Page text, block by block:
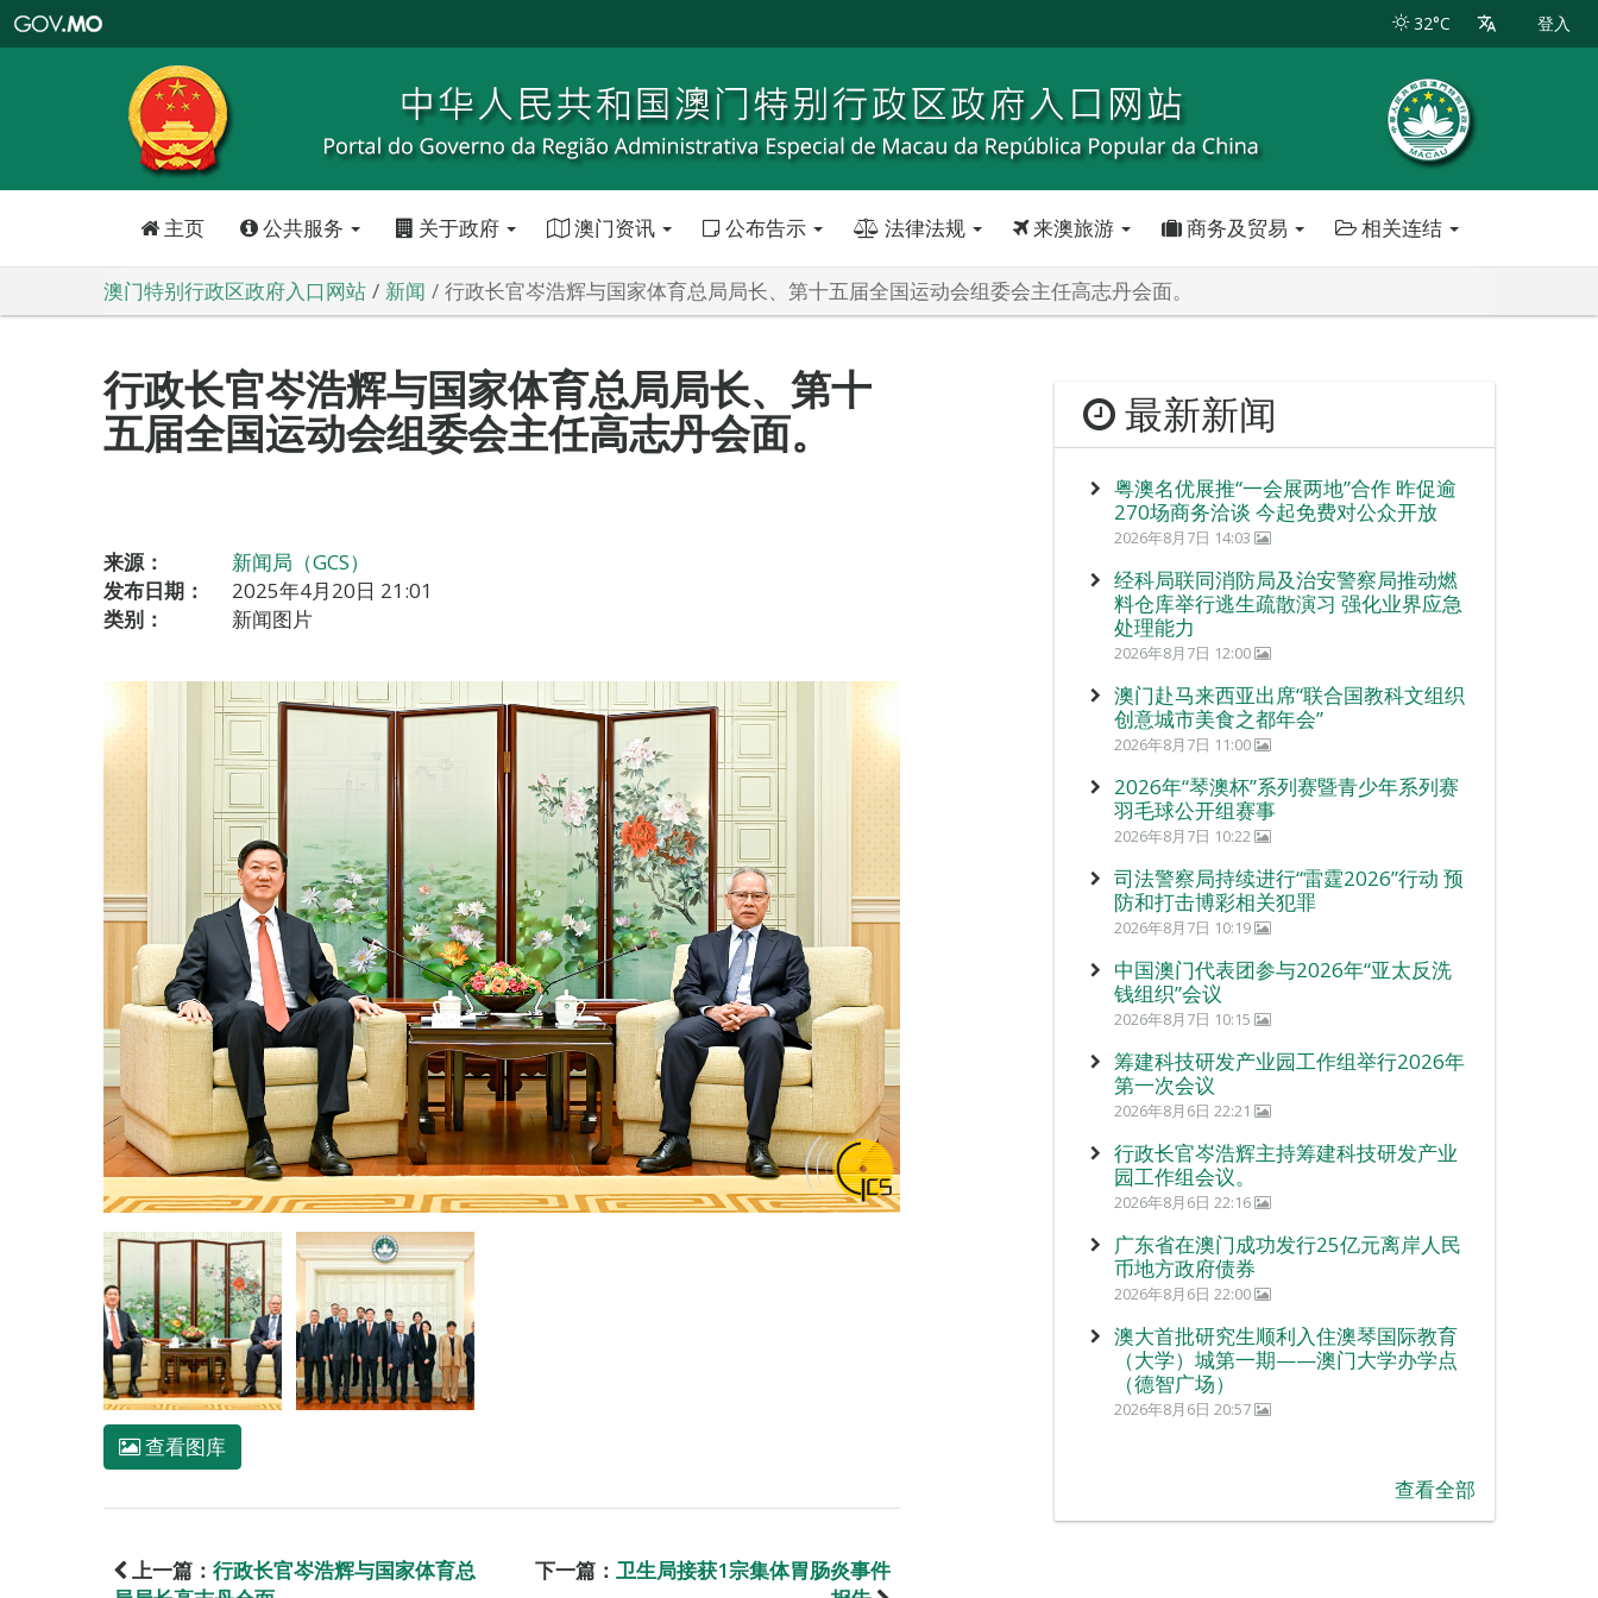
特
政
区
政
口
32°C 登入
主页 公共服务 关于政府 澳门资讯 公布告示 法律法规 来澳旅游 商务及贸易 相关连结
澳门特别行政区政府入口网站 新闻 行政长官岑浩辉与国家体育总局局长、第十五届全国运动会组委会主任高志丹会面。
行政长官岑浩辉与国家体育总局局长、第十
五届全国运动会组委会主任高志丹会面。
来源：
新闻局（GCS）
发布日期：
2025年4月20日 21:01
类别：
新闻图片
查看图库
上一篇： 行政长官岑浩辉与国家体育总
下一篇： 卫生局接获1宗集体胃肠炎事件
最新新闻
粤澳名优展推“一会展两地”合作 昨促逾
270场商务洽谈 今起免费对公众开放
2026年8月7日 14:03
经科局联同消防局及治安警察局推动燃
料仓库举行逃生疏散演习 强化业界应急
处理能力
2026年8月7日 12:00
澳门赴马来西亚出席“联合国教科文组织
创意城市美食之都年会”
2026年8月7日 11:00
2026年“琴澳杯”系列赛暨青少年系列赛
羽毛球公开组赛事
2026年8月7日 10:22
司法警察局持续进行“雷霆2026”行动 预
防和打击博彩相关犯罪
2026年8月7日 10:19
中国澳门代表团参与2026年“亚太反洗
钱组织”会议
2026年8月7日 10:15
筹建科技研发产业园工作组举行2026年
第一次会议
2026年8月6日 22:21
行政长官岑浩辉主持筹建科技研发产业
园工作组会议。
2026年8月6日 22:16
广东省在澳门成功发行25亿元离岸人民
币地方政府债券
2026年8月6日 22:00
澳大首批研究生顺利入住澳琴国际教育
（大学）城第一期——澳门大学办学点
（德智广场）
2026年8月6日 20:57
查看全部